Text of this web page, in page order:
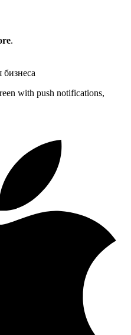
.
with push notifications,